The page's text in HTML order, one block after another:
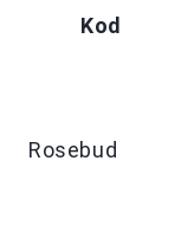
Kod
Rosebud